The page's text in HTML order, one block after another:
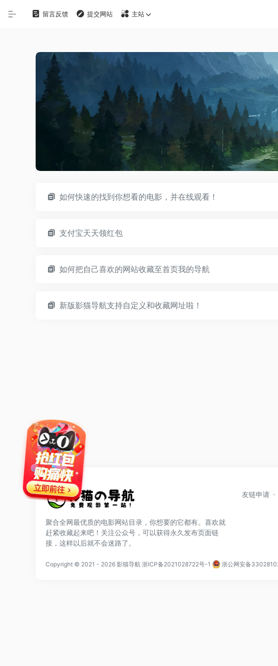
影视下载
最新收录
留言反馈 提交网站 主站
如何快速的找到你想看的电影，并在线观看！
支付宝天天领红包
如何把自己喜欢的网站收藏至首页我的导航
新版影猫导航支持自定义和收藏网址啦！
聚合全网最优质的电影网站目录，你想要的它都有。喜欢就
赶紧收藏起来吧！关注公众号，可以获得永久发布页面链
接，这样以后就不会迷路了。
友链申请
Copyright © 2021 - 2026 影猫导航 浙ICP备2021028722号-1 浙公网安备